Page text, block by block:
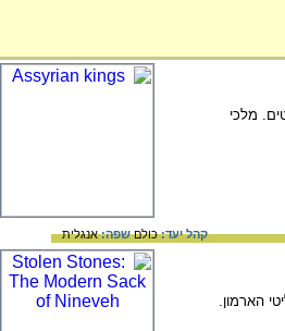
מתוך תבליטים. מלכי
קהל יעד:כולםשפה:אנגלית
הארמון.